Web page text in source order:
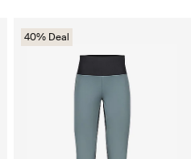
40% Deal